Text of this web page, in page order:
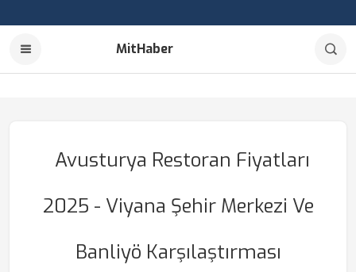
MitHaber
Avusturya Restoran Fiyatları
2025 - Viyana Şehir Merkezi Ve
Banliyö Karşılaştırması